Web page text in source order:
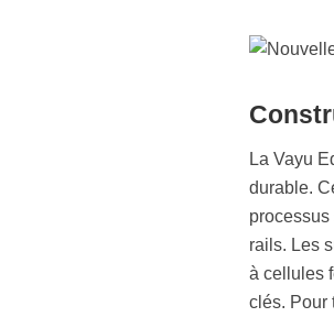
La Vayu
durable.
rails. Les
à cellules
clés. Pour